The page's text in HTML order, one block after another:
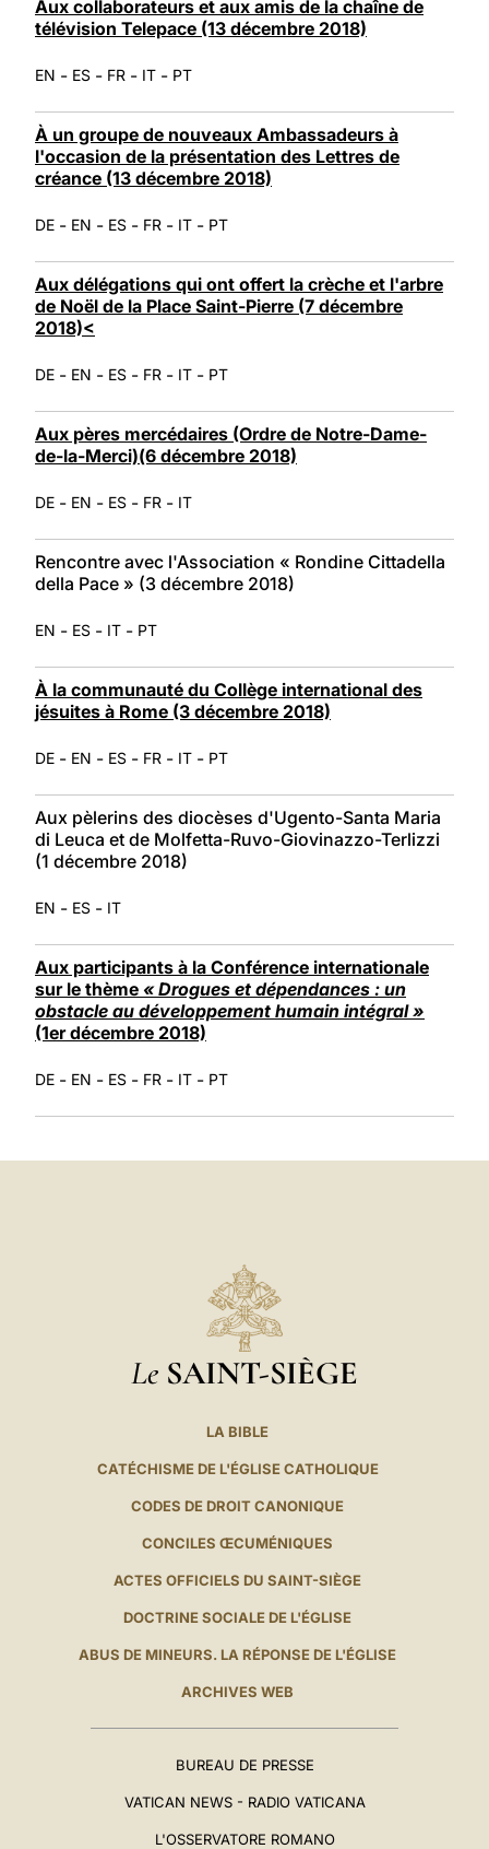
Aux collaborateurs et aux amis de la chaîne de
télévision Telepace (13 décembre 2018)
EN - ES - FR - IT - PT
À un groupe de nouveaux Ambassadeurs à
l'occasion de la présentation des Lettres de
créance (13 décembre 2018)
DE - EN - ES - FR - IT - PT
Aux délégations qui ont offert la crèche et l'arbre
de Noël de la Place Saint-Pierre (7 décembre
2018)<
DE - EN - ES - FR - IT - PT
Aux pères mercédaires (Ordre de Notre-Dame-
de-la-Merci)(6 décembre 2018)
DE - EN - ES - FR - IT
Rencontre avec l'Association « Rondine Cittadella
della Pace » (3 décembre 2018)
EN - ES - IT - PT
À la communauté du Collège international des
jésuites à Rome (3 décembre 2018)
DE - EN - ES - FR - IT - PT
Aux pèlerins des diocèses d'Ugento-Santa Maria
di Leuca et de Molfetta-Ruvo-Giovinazzo-Terlizzi
(1 décembre 2018)
EN - ES - IT
Aux participants à la Conférence internationale
sur le thème « Drogues et dépendances : un
obstacle au développement humain intégral »
(1er décembre 2018)
DE - EN - ES - FR - IT - PT
Le SAINT-SIÈGE
LA BIBLE
CATÉCHISME DE L'ÉGLISE CATHOLIQUE
CODES DE DROIT CANONIQUE
CONCILES ŒCUMÉNIQUES
ACTES OFFICIELS DU SAINT-SIÈGE
DOCTRINE SOCIALE DE L'ÉGLISE
ABUS DE MINEURS. LA RÉPONSE DE L'ÉGLISE
ARCHIVES WEB
BUREAU DE PRESSE
VATICAN NEWS - RADIO VATICANA
L'OSSERVATORE ROMANO